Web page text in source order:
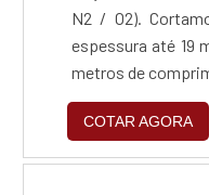
N2 / O2).
espessura até 19
metros de
COTAR AGORA